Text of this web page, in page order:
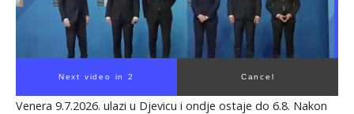
Next video in 1 Cancel
Venera 9.7.2026. ulazi u Djevicu i ondje ostaje do 6.8. Nakon